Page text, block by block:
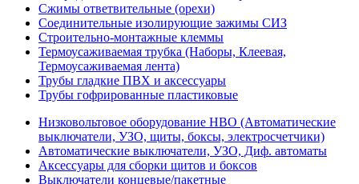
Сжимы ответвительные (орехи)
Соединительные изолирующие зажимы СИЗ
Строительно-монтажные клеммы
Термоусаживаемая трубка (Наборы, Клеевая,
Термоусаживаемая лента)
Трубы гладкие ПВХ и аксессуары
Трубы гофрированные пластиковые
Низковольтовое оборудование НВО (Автоматические
выключатели, УЗО, щиты, боксы, электросчетчики)
Автоматические выключатели, УЗО, Диф. автоматы
Аксессуары для сборки щитов и боксов
Выключатели концевые/пакетные